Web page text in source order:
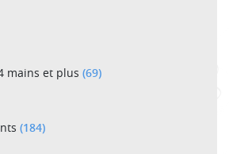
mains et plus (69)
(184)